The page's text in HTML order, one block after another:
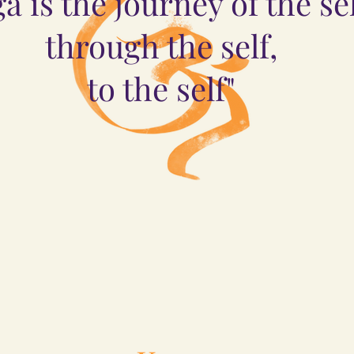
through the self,
to the self"